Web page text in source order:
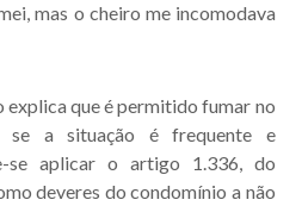
mas o cheiro me incomodava
explica que é permitido fumar no
se a situação é frequente e
se aplicar o artigo 1.336, do
deveres do condomínio a não